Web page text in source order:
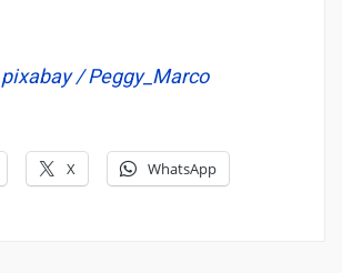
pixabay / Peggy_Marco
X WhatsApp